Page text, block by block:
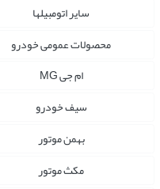
سایر اتومبیلها
محصولات عمومی خودرو
ام جی MG
سیف خودرو
بهمن موتور
مکث موتور